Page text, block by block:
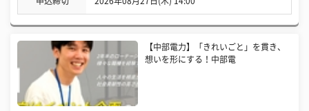
【中部電力】「きれいごと」を貫き、
想いを形にする！中部電